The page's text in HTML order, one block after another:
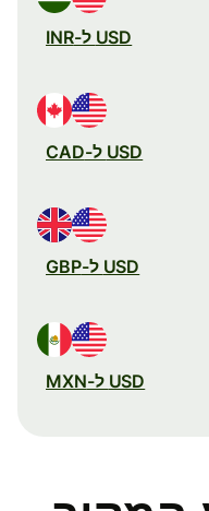
USD ל-INR
USD ל-CAD
USD ל-GBP
USD ל-MXN